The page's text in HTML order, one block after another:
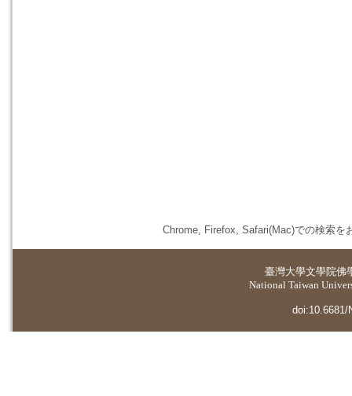
Chrome, Firefox, Safari(Mac)での検索を
臺灣大學文學院佛
National Taiwan
doi:10.6681/